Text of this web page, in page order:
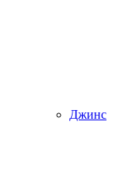
Джинс